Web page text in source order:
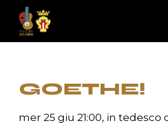
content
GOETHE!
mer 25 giu 21:00, in